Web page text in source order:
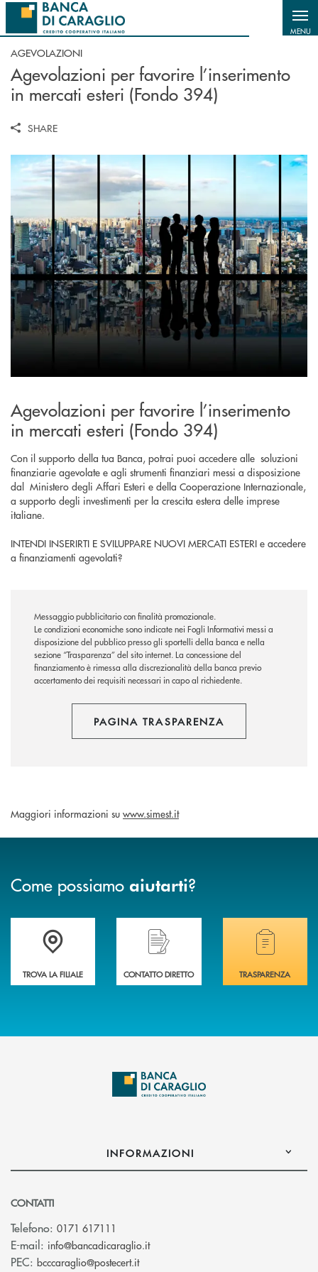
Salta al contenuto principale
MENU
AGEVOLAZIONI
Agevolazioni per favorire l’inserimento
in mercati esteri (Fondo 394)
SHARE
Agevolazioni per favorire l’inserimento
in mercati esteri (Fondo 394)
Con il supporto della tua Banca, potrai puoi accedere alle soluzioni
finanziarie agevolate e agli strumenti finanziari messi a disposizione
dal Ministero degli Affari Esteri e della Cooperazione Internazionale,
a supporto degli investimenti per la crescita estera delle imprese
italiane.
INTENDI INSERIRTI E SVILUPPARE NUOVI MERCATI ESTERI e accedere
a finanziamenti agevolati?
Messaggio pubblicitario con finalità promozionale.
Le condizioni economiche sono indicate nei Fogli Informativi messi a
disposizione del pubblico presso gli sportelli della banca e nella
sezione “Trasparenza” del sito internet.La concessione del
finanziamento è rimessa alla discrezionalità della banca previo
accertamento dei requisiti necessari in capo al richiedente.
PAGINA TRASPARENZA
Maggiori informazioni su www.simest.it
Come possiamo aiutarti?
Accedi all' elenco completo delle filiali di Banca di Caraglio.
TROVA LA FILIALE
Hai bisogno di assistenza immediata?
CONTATTO DIRETTO
Hai bisogno di
TRASPARENZA
INFORMAZIONI
CONTATTI
Telefono: 0171 617111
E-mail: info@bancadicaraglio.it(si apre l’app di posta elettronica)
PEC: bcccaraglio@postecert.it(si apre l’app di posta elettronica)